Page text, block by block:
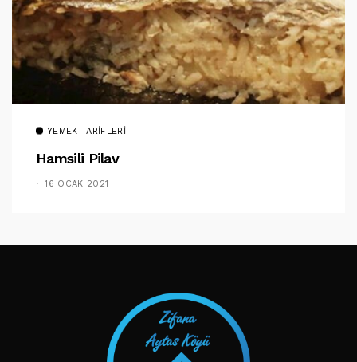
YEMEK TARIFLERI
Hamsili Pilav
16 OCAK 2021
TAKIP ET